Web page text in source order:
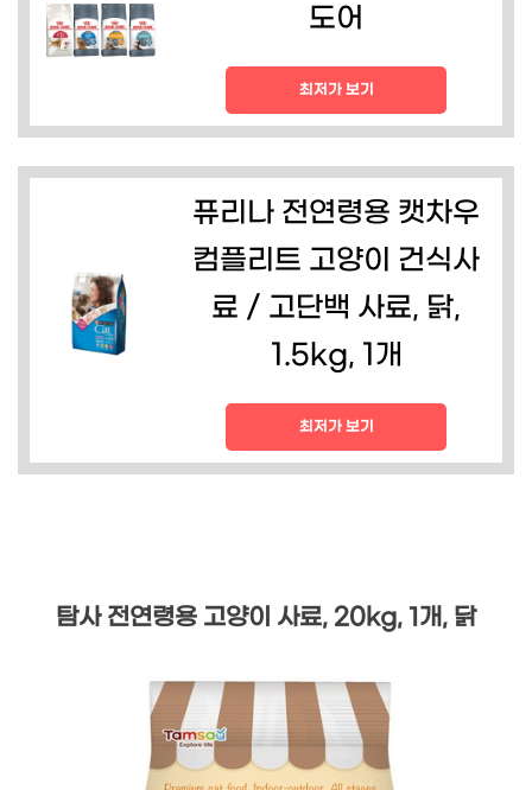
도어
최저가 보기
퓨리나 전연령용 캣차우
컴플리트 고양이 건식사
료 / 고단백 사료, 닭,
1.5kg, 1개
최저가 보기
탐사 전연령용 고양이 사료, 20kg, 1개, 닭